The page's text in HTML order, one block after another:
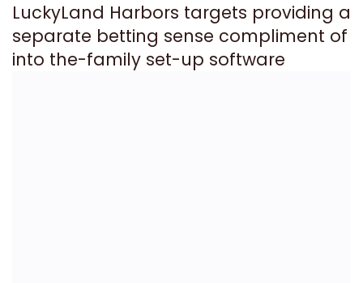
LuckyLand Harbors targets providing a
separate betting sense compliment of
into the-family set-up software